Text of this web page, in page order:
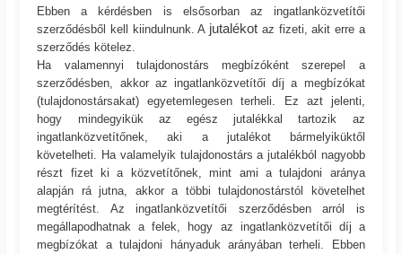
Ebben a kérdésben is elsősorban az ingatlanközvetítői
szerződésből kell kiindulnunk. A jutalékot az fizeti, akit erre a
szerződés kötelez.
Ha valamennyi tulajdonostárs megbízóként szerepel a
szerződésben, akkor az ingatlanközvetítői díj a megbízókat
(tulajdonostársakat) egyetemlegesen terheli. Ez azt jelenti,
hogy mindegyikük az egész jutalékkal tartozik az
ingatlanközvetítőnek, aki a jutalékot bármelyiküktől
követelheti. Ha valamelyik tulajdonostárs a jutalékból nagyobb
részt fizet ki a közvetítőnek, mint ami a tulajdoni aránya
alapján rá jutna, akkor a többi tulajdonostárstól követelhet
megtérítést. Az ingatlanközvetítői szerződésben arról is
megállapodhatnak a felek, hogy az ingatlanközvetítői díj a
megbízókat a tulajdoni hányaduk arányában terheli. Ebben